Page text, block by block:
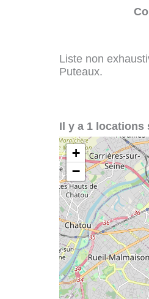
Liste non
Puteaux.
Il y a 1 locations
+
−